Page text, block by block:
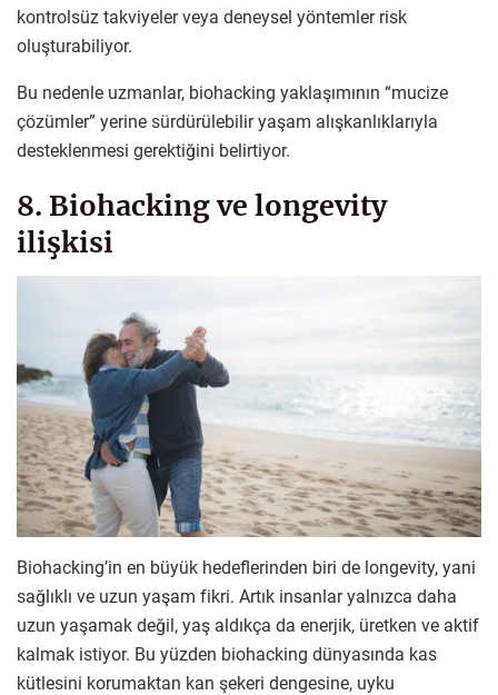
kontrolsüz takviyeler veya deneysel yöntemler risk
oluşturabiliyor.
Bu nedenle uzmanlar, biohacking yaklaşımının “mucize
çözümler” yerine sürdürülebilir yaşam alışkanlıklarıyla
desteklenmesi gerektiğini belirtiyor.
8. Biohacking ve longevity
ilişkisi
Biohacking’in en büyük hedeflerinden biri de longevity, yani
sağlıklı ve uzun yaşam fikri. Artık insanlar yalnızca daha
uzun yaşamak değil, yaş aldıkça da enerjik, üretken ve aktif
kalmak istiyor. Bu yüzden biohacking dünyasında kas
kütlesini korumaktan kan şekeri dengesine, uyku